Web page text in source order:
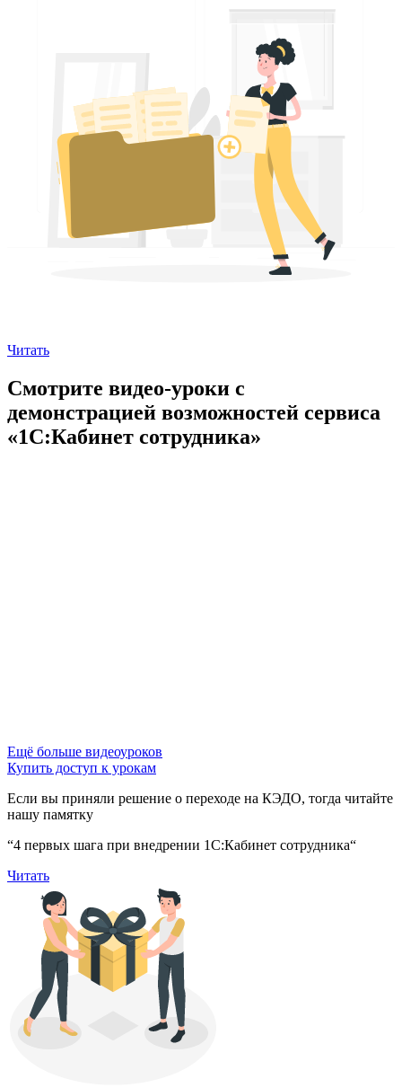
Читать
Смотрите видео-уроки с
демонстрацией возможностей сервиса
«1С:Кабинет сотрудника»
Ещё больше видеоуроков
Купить доступ к урокам
Если вы приняли решение о переходе на КЭДО, тогда читайте
нашу памятку
“4 первых шага при внедрении 1С:Кабинет сотрудника“
Читать